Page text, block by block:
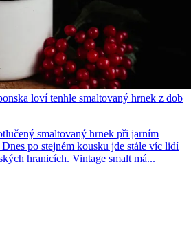
loví tenhle smaltovaný hrnek z dob
smaltovaný hrnek při jarním
po stejném kousku jde stále víc lidí
hranicích. Vintage smalt má...